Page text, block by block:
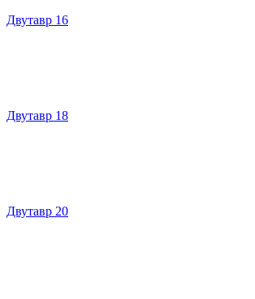
Двутавр 16
Двутавр 18
Двутавр 20